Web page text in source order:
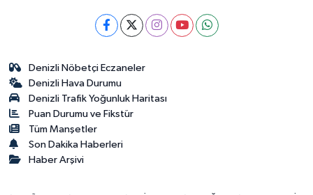
Denizli Nöbetçi Eczaneler
Denizli Hava Durumu
Denizli Trafik Yoğunluk Haritası
Puan Durumu ve Fikstür
Tüm Manşetler
Son Dakika Haberleri
Haber Arşivi